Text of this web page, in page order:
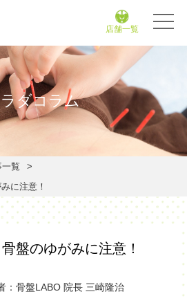
店舗一覧
ダコラム
覧
に注意！
盤のゆがみに注意！
：骨盤LABO 院長 三崎隆治